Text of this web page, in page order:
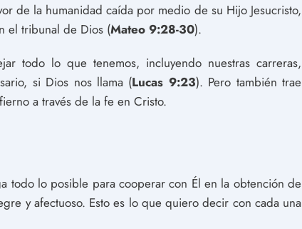
de la humanidad caída por medio de su Hijo Jesucristo,
el tribunal de Dios (Mateo 9:28-30).
todo lo que tenemos, incluyendo nuestras carreras,
si Dios nos llama (Lucas 9:23). Pero también trae
a través de la fe en Cristo.
todo lo posible para cooperar con Él en la obtención de
y afectuoso. Esto es lo que quiero decir con cada una